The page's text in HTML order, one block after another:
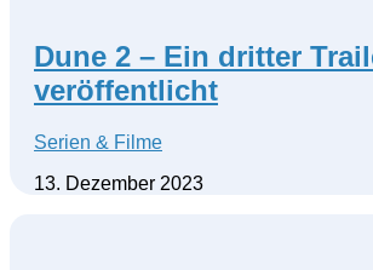
Dune 2 – Ein dritter
veröffentlicht
Serien & Filme
13. Dezember 2023